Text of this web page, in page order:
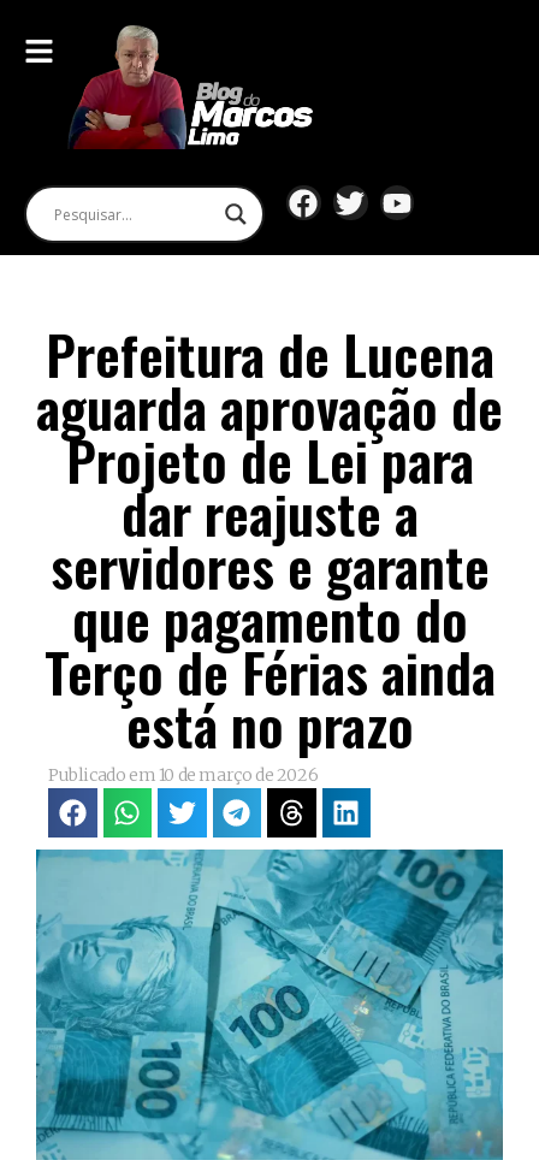
Prefeitura de Lucena
aguarda aprovação de
Projeto de Lei para
dar reajuste a
servidores e garante
que pagamento do
Terço de Férias ainda
está no prazo
Publicado em 10 de março de 2026